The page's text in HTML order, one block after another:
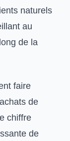
naturels
au
de la
faire
de
chiffre
de